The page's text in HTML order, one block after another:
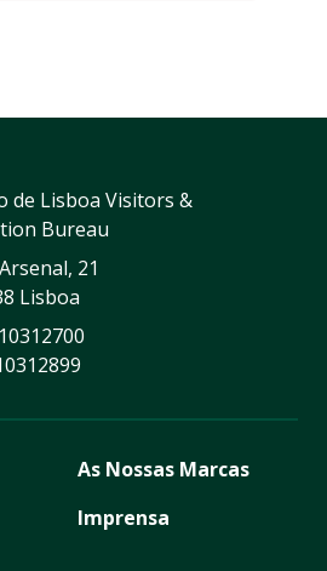
de Lisboa Visitors &
Bureau
21
Lisboa
As Nossas Marcas
Imprensa